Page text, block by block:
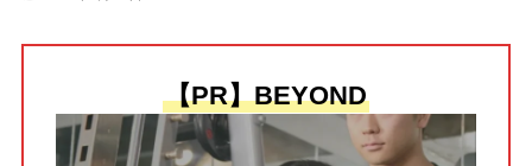
【PR】BEYOND